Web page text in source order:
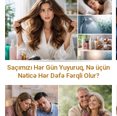
Saçımızı Hər Gün Yuyuruq, Nə üçün
Nəticə Hər Dəfə Fərqli Olur?